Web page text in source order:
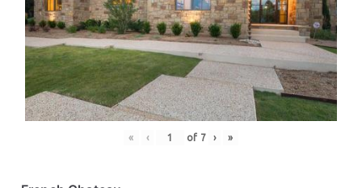
« ‹ of 7 › »